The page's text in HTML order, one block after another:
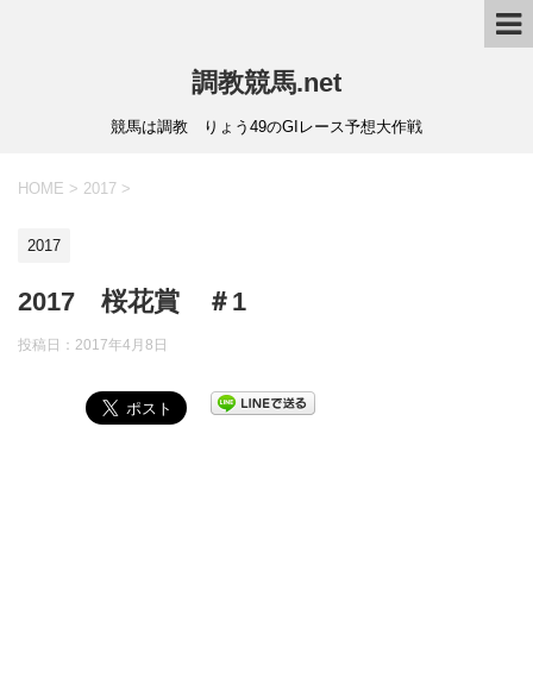
調教競馬.net
競馬は調教 りょう49のGIレース予想大作戦
HOME > 2017 >
2017
2017 桜花賞 ＃1
投稿日： 2017年4月8日